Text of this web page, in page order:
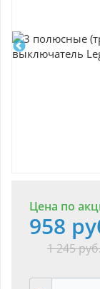
Цена по
958
1 245